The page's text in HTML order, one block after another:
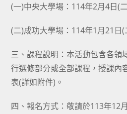
(一)中央大學場：114年2月4日(
(二)成功大學場：114年1月21日(
三、課程說明：本活動包含各領
行選修部分或全部課程，授課內
表(詳如附件)。
四、報名方式：敬請於113年12